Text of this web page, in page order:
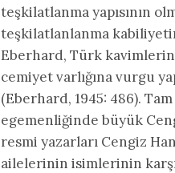
teşkilatlanma yapısının
teşkilatlanlanma
Eberhard, Türk
cemiyet varlığına vurgu
(Eberhard, 1945: 486).
egemenliğinde büyük
resmi yazarları Cengiz
ailelerinin isimlerinin